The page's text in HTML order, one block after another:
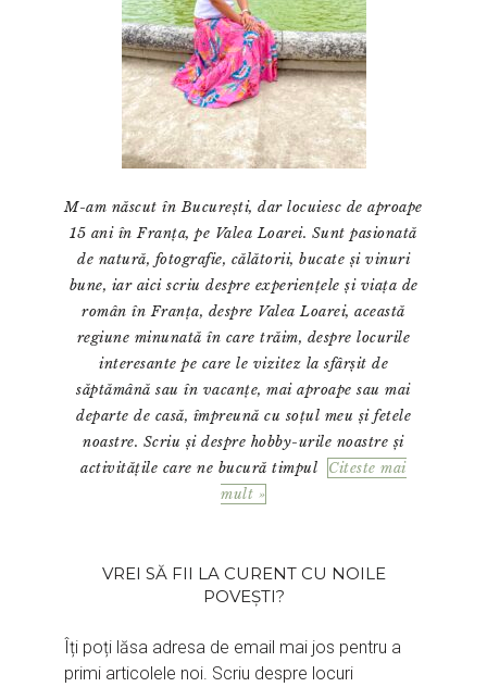
M-am născut în București, dar locuiesc de aproape
15 ani în Franța, pe Valea Loarei. Sunt pasionată
de natură, fotografie, călătorii, bucate și vinuri
bune, iar aici scriu despre experiențele și viața de
român în Franța, despre Valea Loarei, această
regiune minunată în care trăim, despre locurile
interesante pe care le vizitez la sfârșit de
săptămână sau în vacanțe, mai aproape sau mai
departe de casă, împreună cu soțul meu și fetele
noastre. Scriu și despre hobby-urile noastre și
activitățile care ne bucură timpul
Citeste mai
mult »
VREI SĂ FII LA CURENT CU NOILE
POVEȘTI?
Îți poți lăsa adresa de email mai jos pentru a
primi articolele noi. Scriu despre locuri